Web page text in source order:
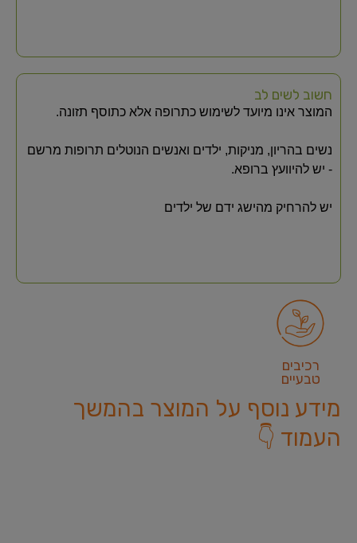
חשוב לשים לב
המוצר אינו מיועד לשימוש כתרופה אלא כתוסף תזונה.
נשים בהריון, מניקות, ילדים ואנשים הנוטלים תרופות מרשם
- יש להיוועץ ברופא.
יש להרחיק מהישג ידם של ילדים
רכיבים
טבעיים
מידע נוסף על המוצר בהמשך
העמוד 👇